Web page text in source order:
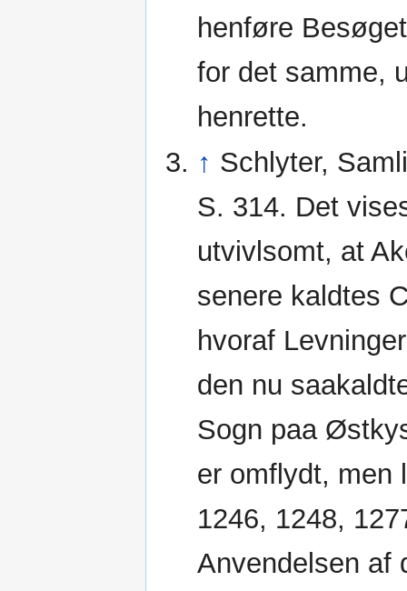
henføre
for det samme,
henrette.
↑ Schlyter,
S. 314. Det
utvivlsomt, at
senere kaldtes
hvoraf
den nu
Sogn paa
er omflydt, men
1246, 1248,
Anvendelsen af